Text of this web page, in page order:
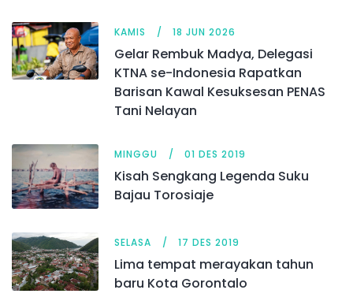
KAMIS 18 JUN 2026
Gelar Rembuk Madya, Delegasi
KTNA se-Indonesia Rapatkan
Barisan Kawal Kesuksesan PENAS
Tani Nelayan
MINGGU 01 DES 2019
Kisah Sengkang Legenda Suku
Bajau Torosiaje
SELASA 17 DES 2019
Lima tempat merayakan tahun
baru Kota Gorontalo